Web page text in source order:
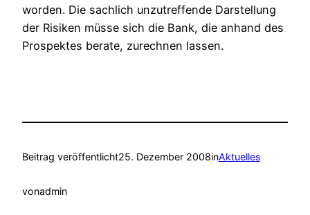
worden. Die sachlich unzutreffende Darstellung
der Risiken müsse sich die Bank, die anhand des
Prospektes berate, zurechnen lassen.
Beitrag veröffentlicht25. Dezember 2008inAktuelles
vonadmin